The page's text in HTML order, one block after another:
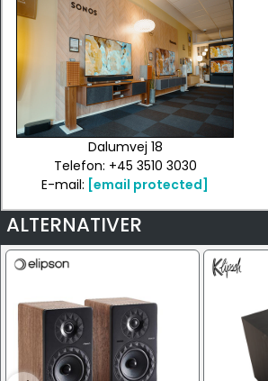
Dalumvej 18
Telefon: +45 3510 3030
E-mail: [email protected]
ALTERNATIVER